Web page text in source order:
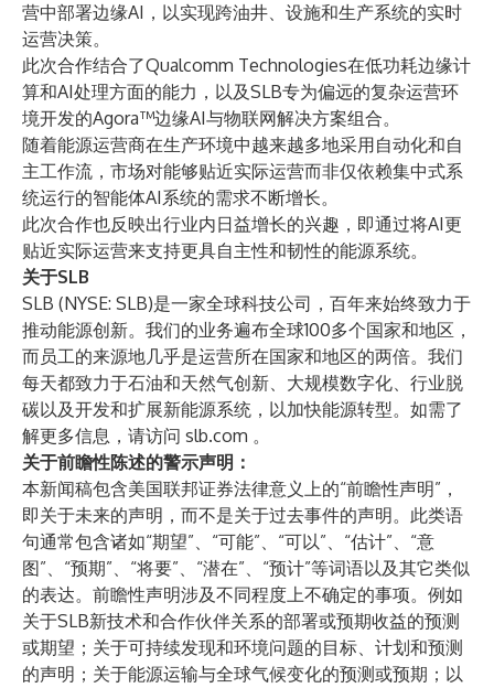
营中部署边缘AI，以实现跨油井、设施和生产系统的实时
运营决策。
此次合作结合了Qualcomm Technologies在低功耗边缘计
算和AI处理方面的能力，以及SLB专为偏远的复杂运营环
境开发的Agora™边缘AI与物联网解决方案组合。
随着能源运营商在生产环境中越来越多地采用自动化和自
主工作流，市场对能够贴近实际运营而非仅依赖集中式系
统运行的智能体AI系统的需求不断增长。
此次合作也反映出行业内日益增长的兴趣，即通过将AI更
贴近实际运营来支持更具自主性和韧性的能源系统。
关于SLB
SLB (NYSE: SLB)是一家全球科技公司，百年来始终致力于
推动能源创新。我们的业务遍布全球100多个国家和地区，
而员工的来源地几乎是运营所在国家和地区的两倍。我们
每天都致力于石油和天然气创新、大规模数字化、行业脱
碳以及开发和扩展新能源系统，以加快能源转型。如需了
解更多信息，请访问 slb.com 。
关于前瞻性陈述的警示声明：
本新闻稿包含美国联邦证券法律意义上的“前瞻性声明”，
即关于未来的声明，而不是关于过去事件的声明。此类语
句通常包含诸如“期望”、“可能”、“可以”、“估计”、“意
图”、“预期”、“将要”、“潜在”、“预计”等词语以及其它类似
的表达。前瞻性声明涉及不同程度上不确定的事项。例如
关于SLB新技术和合作伙伴关系的部署或预期收益的预测
或期望；关于可持续发现和环境问题的目标、计划和预测
的声明；关于能源运输与全球气候变化的预测或预期；以